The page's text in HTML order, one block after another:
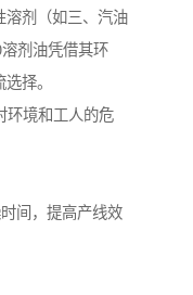
溶剂（如三、汽油
剂油凭借其环
择。
环境和工人的危
间，提高产线效